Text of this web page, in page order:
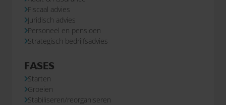
Fiscaal advies
Juridisch advies
Personeel en pensioen
Strategisch bedrijfsadvies
FASES
Starten
Groeien
Stabiliseren/reorganiseren